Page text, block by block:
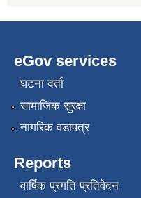
eGov services
घटना दर्ता
सामाजिक सुरक्षा
नागरिक वडापत्र
Reports
वार्षिक प्रगति प्रतिवेदन